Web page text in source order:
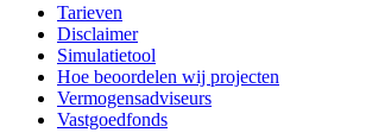
Tarieven
Disclaimer
Simulatietool
Hoe beoordelen wij projecten
Vermogensadviseurs
Vastgoedfonds